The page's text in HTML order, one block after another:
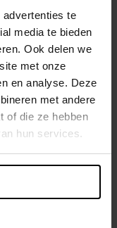
te
media te bieden
Ook delen we
met onze
en analyse. Deze
met andere
of die ze hebben
hun services.